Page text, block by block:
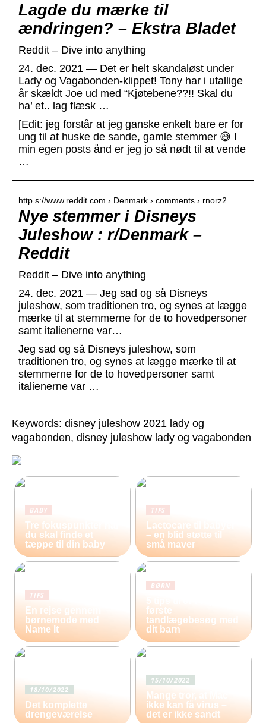
Lagde du mærke til
ændringen? – Ekstra Bladet
Reddit – Dive into anything
24. dec. 2021 — Det er helt skandaløst under
Lady og Vagabonden-klippet! Tony har i utallige
år skældt Joe ud med “Kjøtebene??!! Skal du
ha’ et.. lag flæsk …
[Edit: jeg forstår at jeg ganske enkelt bare er for
ung til at huske de sande, gamle stemmer 😅 I
min egen posts ånd er jeg jo så nødt til at vende
…
http s://www.reddit.com › Denmark › comments › rnorz2
Nye stemmer i Disneys
Juleshow : r/Denmark –
Reddit
Reddit – Dive into anything
24. dec. 2021 — Jeg sad og så Disneys
juleshow, som traditionen tro, og synes at lægge
mærke til at stemmerne for de to hovedpersoner
samt italienerne var…
Jeg sad og så Disneys juleshow, som
traditionen tro, og synes at lægge mærke til at
stemmerne for de to hovedpersoner samt
italienerne var …
Keywords: disney juleshow 2021 lady og
vagabonden, disney juleshow lady og vagabonden
BABY
Tre fokuspunkter når
du skal finde et
tæppe til din baby
TIPS
Lactocare til babyer
– en blid støtte til
små maver
TIPS
En rejse gennem
børnemode med
Name It
BØRN
første
tandlægebesøg med
dit barn
18/10/2022
Det komplette
drengeværelse
15/10/2022
Mange tror, at Mac
ikke kan få virus –
det er ikke sandt